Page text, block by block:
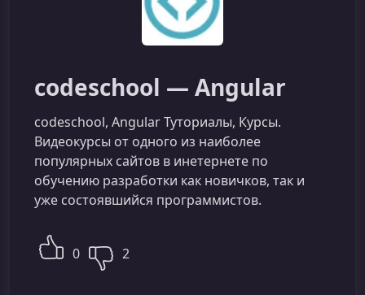
codeschool — Angular
codeschool, Angular Туториалы, Курсы.
Видеокурсы от одного из наиболее
популярных сайтов в инетернете по
обучению разработки как новичков, так и
уже состоявшийся программистов.
0 2